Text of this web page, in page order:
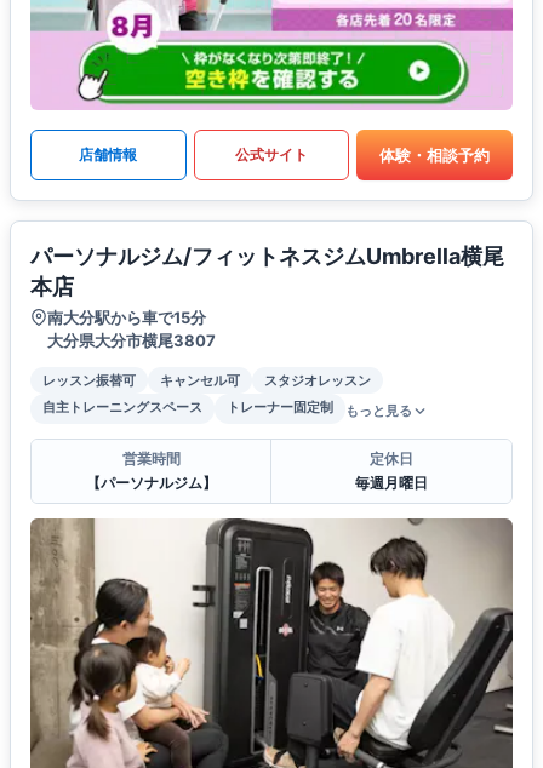
店舗情報 公式サイト 体験・相談予約
パーソナルジム/フィットネスジムUmbrella横尾
本店
南大分駅から車で15分
大分県大分市横尾3807
レッスン振替可 キャンセル可
スタジオレッスン
自主トレーニングスペース
トレーナー固定制 もっと見る
営業時間
【パーソナルジム】
定休日
毎週月曜日